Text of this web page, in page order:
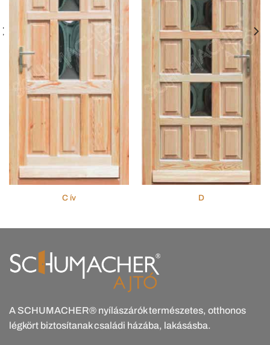
C ív D
A SCHUMACHER® nyílászárók természetes, otthonos
légkört biztosítanak családi házába, lakásásba.